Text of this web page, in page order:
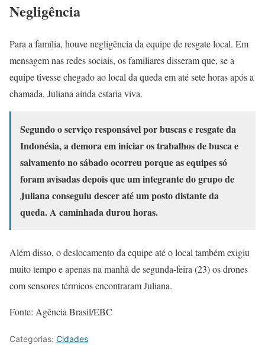
Negligência
Para a família, houve negligência da equipe de resgate local. Em
mensagem nas redes sociais, os familiares disseram que, se a
equipe tivesse chegado ao local da queda em até sete horas após a
chamada, Juliana ainda estaria viva.
Segundo o serviço responsável por buscas e resgate da
Indonésia, a demora em iniciar os trabalhos de busca e
salvamento no sábado ocorreu porque as equipes só
foram avisadas depois que um integrante do grupo de
Juliana conseguiu descer até um posto distante da
queda. A caminhada durou horas.
Além disso, o deslocamento da equipe até o local também exigiu
muito tempo e apenas na manhã de segunda-feira (23) os drones
com sensores térmicos encontraram Juliana.
Fonte: Agência Brasil/EBC
Categorias: Cidades